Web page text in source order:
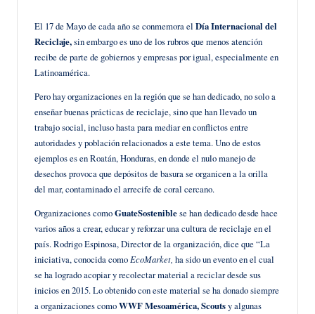
El 17 de Mayo de cada año se conmemora el Día Internacional del
Reciclaje,sin embargo es uno de los rubros que menos atención
recibe de parte de gobiernos y empresas por igual, especialmente en
Latinoamérica.
Pero hay organizaciones en la región que se han dedicado, no solo a
enseñar buenas prácticas de reciclaje, sino que han llevado un
trabajo social, incluso hasta para mediar en conflictos entre
autoridades y población relacionados a este tema. Uno de estos
ejemplos es en Roatán, Honduras, en donde el nulo manejo de
desechos provoca que depósitos de basura se organicen a la orilla
del mar, contaminado el arrecife de coral cercano.
Organizaciones comoGuateSosteniblese han dedicado desde hace
varios años a crear, educar y reforzar una cultura de reciclaje en el
país. Rodrigo Espinosa, Director de la organización, dice que “La
iniciativa, conocida como EcoMarket, ha sido un evento en el cual
se ha logrado acopiar y recolectar material a reciclar desde sus
inicios en 2015. Lo obtenido con este material se ha donado siempre
a organizaciones comoWWF Mesoamérica, Scoutsy algunas